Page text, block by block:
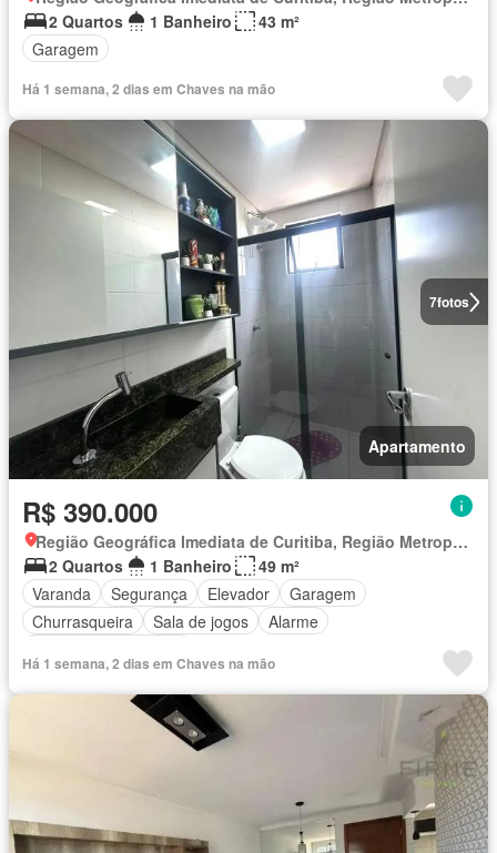
2 Quartos
1 Banheiro
43 m²
Garagem
Há 1 semana, 2 dias em Chaves na mão
7fotos
Apartamento
R$ 390.000
Região Geográfica Imediata de Curitiba, Região Metropolitana de Curitiba
2 Quartos
1 Banheiro
49 m²
Varanda
Segurança Elevador
Garagem
Churrasqueira
Sala de jogos
Alarme
Há 1 semana, 2 dias em Chaves na mão